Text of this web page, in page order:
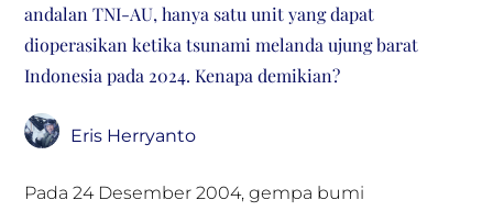
andalan TNI-AU, hanya satu unit yang dapat
dioperasikan ketika tsunami melanda ujung barat
Indonesia pada 2024. Kenapa demikian?
Eris Herryanto
Pada 24 Desember 2004, gempa bumi